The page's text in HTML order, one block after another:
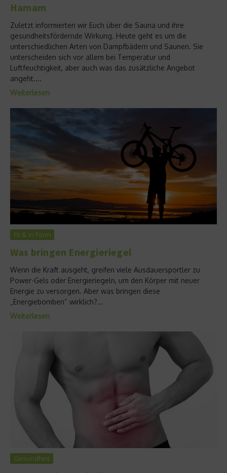
Hamam
Zuletzt informierten wir Euch über die Sauna und ihre
gesundheitsfördernde Wirkung. Heute geht es um die
unterschiedlichen Arten von Dampfbädern und Saunen. Sie
unterscheiden sich vor allem bei Temperatur und
Luftfeuchtigkeit, aber auch was das zusätzliche Angebot
angeht....
Weiterlesen
Fit & in Form
Was bringen Energieriegel
Wenn die Kraft ausgeht, greifen viele Ausdauersportler zu
Power-Gels oder Energieriegeln, um den Körper mit neuer
Energie zu versorgen. Aber was bringen diese
„Energiebomben“ wirklich?...
Weiterlesen
Gesundheit